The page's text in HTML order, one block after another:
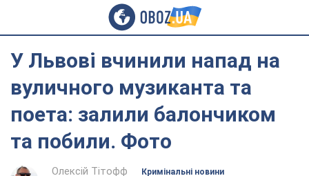
У Львові вчинили напад на
вуличного музиканта та
поета: залили балончиком
та побили. Фото
Олексій Тітофф
Кримінальні новини